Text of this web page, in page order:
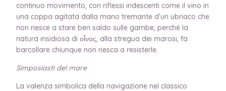
continuo movimento, con riflessi iridescenti come il vino in
una coppa agitata dalla mano tremante d’un ubriaco che
non riesce a stare ben saldo sulle gambe, perché la
natura insidiosa di οἶνος, alla stregua dei marosi, fa
barcollare chiunque non riesca a resisterle.
Simposiasti del mare
La valenza simbolica della navigazione nel classico